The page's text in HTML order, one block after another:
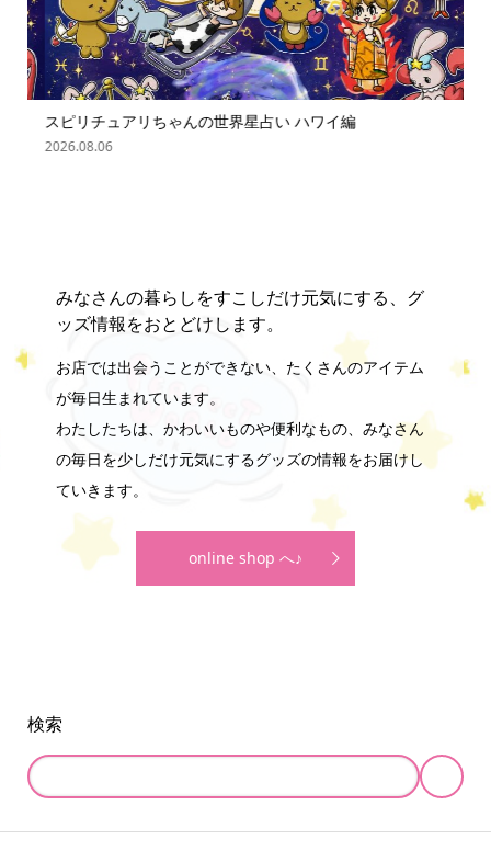
スピリチュアリちゃんの世界星占い ハワイ編
2026.08.06
みなさんの暮らしをすこしだけ元気にする、グ
ッズ情報をおとどけします。
お店では出会うことができない、たくさんのアイテム
が毎日生まれています。
わたしたちは、かわいいものや便利なもの、みなさん
の毎日を少しだけ元気にするグッズの情報をお届けし
ていきます。
online shop へ♪
検索